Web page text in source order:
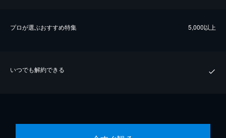
プロが選ぶおすすめ特集 5,000以上
いつでも解約できる